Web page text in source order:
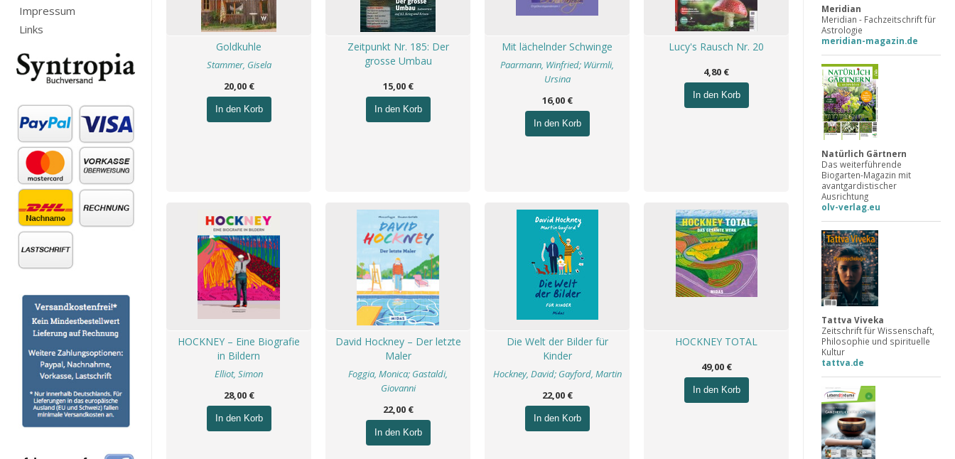
Impressum
Links
Goldkuhle
Stammer, Gisela
20,00 €
In den Korb
Zeitpunkt Nr. 185: Der
grosse Umbau
15,00 €
In den Korb
Mit lächelnder Schwinge
Paarmann, Winfried; Würmli,
Ursina
16,00 €
In den Korb
Lucy's Rausch Nr. 20
4,80 €
In den Korb
HOCKNEY – Eine Biografie
in Bildern
Elliot, Simon
28,00 €
In den Korb
David Hockney – Der letzte
Maler
Foggia, Monica; Gastaldi,
Giovanni
22,00 €
In den Korb
Die Welt der Bilder für
Kinder
Hockney, David; Gayford, Martin
22,00 €
In den Korb
HOCKNEY TOTAL
49,00 €
In den Korb
Meridian
Meridian - Fachzeitschrift für
Astrologie
meridian-magazin.de
Natürlich Gärtnern
Das weiterführende
Biogarten-Magazin mit
avantgardistischer
Ausrichtung
olv-verlag.eu
Tattva Viveka
Zeitschrift für Wissenschaft,
Philosophie und spirituelle
Kultur
tattva.de